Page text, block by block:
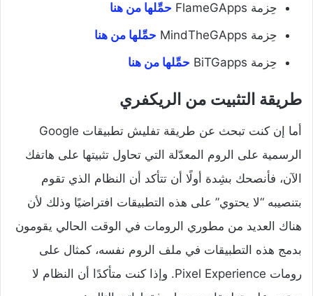
حِزمة FlameGApps
حمِّلها من هنا
حِزمة MindTheGApps
حمِّلها من هنا
حِزمة BiTGapps
حمِّلها من هنا
طريقة التثبيت من الريكفري
أما إن كنت تبحث عن طريقة تفليش تطبيقات Google
الرسمية على الروم المعدّلة التي تحاول تثبيتها على هاتفك
الآن، فأنصحك بشِدة أولًا أن تتأكد أن النظام الذي تقوم
بتنصيبه “لا يحتوي” على هذه التطبيقات افتراضيًا وذلك لأن
هناك العديد من مطوري الرومات في الوقت الحالي يقومون
بدمج هذه التطبيقات في ملف الروم نفسه، كمثال على
رومات Pixel Experience. وإذا كنت متأكدًا أن النظام لا